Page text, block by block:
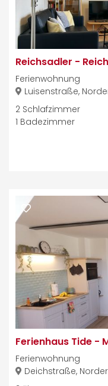
Reichsadler -
Ferienwohnung
Luisenstraße,
2 Schlafzimmer
1 Badezimmer
Ferienhaus Tide -
Ferienwohnung
Deichstraße,